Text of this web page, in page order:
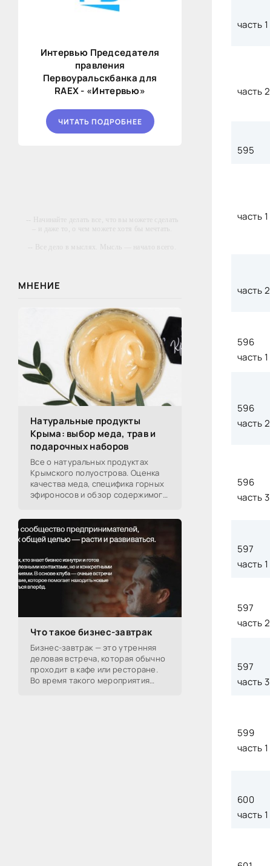
Интервью Председателя
правления
Первоуральскбанка для
RAEX - «Интервью»
ЧИТАТЬ ПОДРОБНЕЕ
-- Начинайте делать все, что вы можете сделать
– и даже то, о чем можете хотя бы мечтать.
-- Все дело в мыслях. Мысль — начало всего.
придумали.
-- Самое большое богатство — это ум. Самая
большая нищета — глупость. Из всех страхов
самый пугающий — самолюбование.
-- Лучшее, что можно сделать с хорошим
советом, это пропустить его мимо ушей. Он
никогда не бывает полезен никому, кроме того,
кто его дал.
когда их дают мне.
МНЕНИЕ
Натуральные продукты
Крыма: выбор меда, трав и
подарочных наборов
Все о натуральных продуктах
Крымского полуострова. Оценка
качества меда, специфика горных
эфироносов и обзор содержимого
производителей.
Что такое бизнес-завтрак
Бизнес-завтрак — это утренняя
деловая встреча, которая обычно
проходит в кафе или ресторане.
Во время такого мероприятия
часть 1
часть 2
595
часть 1
часть 2
596
часть 1
596
часть 2
596
часть 3
597
часть 1
597
часть 2
597
часть 3
599
часть 1
600
часть 1